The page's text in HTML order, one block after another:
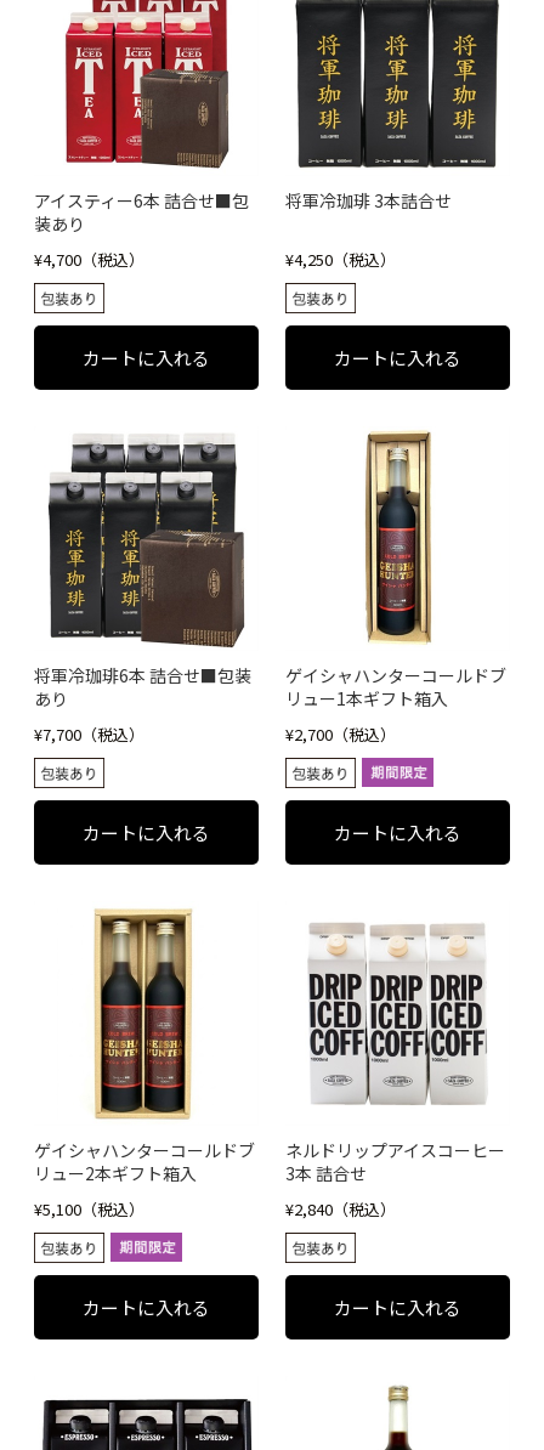
アイスティー6本 詰合せ■包
装あり
¥4,700（税込）
将軍冷珈琲 3本詰合せ
¥4,250（税込）
将軍冷珈琲6本 詰合せ■包装
あり
¥7,700（税込）
ゲイシャハンターコールドブ
リュー1本ギフト箱入
¥2,700（税込）
ゲイシャハンターコールドブ
リュー2本ギフト箱入
¥5,100（税込）
ネルドリップアイスコーヒー
3本 詰合せ
¥2,840（税込）